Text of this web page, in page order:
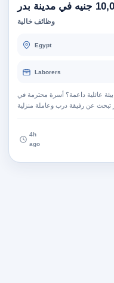
في مدينة بدر
وظائف خالية
Egypt
Laborers
عائلية داعمة؟ أسرة محترمة في
4h
ago